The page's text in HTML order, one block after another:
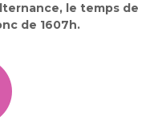
le temps de
de 1607h.